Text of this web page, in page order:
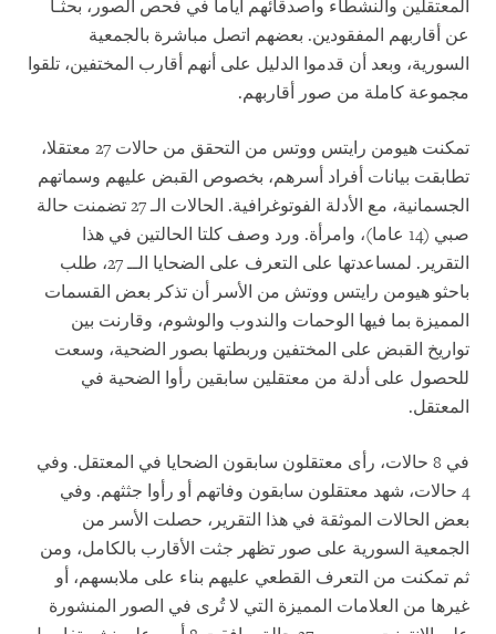
المعتقلين والنشطاء وأصدقائهم أياما في فحص الصور، بحثـا
عن أقاربهم المفقودين. بعضهم اتصل مباشرة بالجمعية
السورية، وبعد أن قدموا الدليل على أنهم أقارب المختفين، تلقوا
مجموعة كاملة من صور أقاربهم.
تمكنت هيومن رايتس ووتس من التحقق من حالات 27 معتقلا،
تطابقت بيانات أفراد أسرهم، بخصوص القبض عليهم وسماتهم
الجسمانية، مع الأدلة الفوتوغرافية. الحالات الـ 27 تضمنت حالة
صبي (14 عاما)، وامرأة. ورد وصف كلتا الحالتين في هذا
التقرير. لمساعدتها على التعرف على الضحايا الــ 27، طلب
باحثو هيومن رايتس ووتش من الأسر أن تذكر بعض القسمات
المميزة بما فيها الوحمات والندوب والوشوم، وقارنت بين
تواريخ القبض على المختفين وربطتها بصور الضحية، وسعت
للحصول على أدلة من معتقلين سابقين رأوا الضحية في
المعتقل.
في 8 حالات، رأى معتقلون سابقون الضحايا في المعتقل. وفي
4 حالات، شهد معتقلون سابقون وفاتهم أو رأوا جثثهم. وفي
بعض الحالات الموثقة في هذا التقرير، حصلت الأسر من
الجمعية السورية على صور تظهر جثت الأقارب بالكامل، ومن
ثم تمكنت من التعرف القطعي عليهم بناء على ملابسهم، أو
غيرها من العلامات المميزة التي لا تُرى في الصور المنشورة